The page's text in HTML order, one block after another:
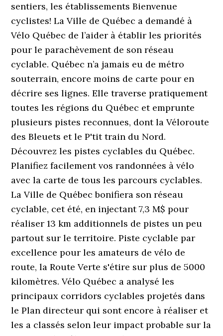
sentiers, les établissements Bienvenue
cyclistes! La Ville de Québec a demandé à
Vélo Québec de l’aider à établir les priorités
pour le parachèvement de son réseau
cyclable. Québec n’a jamais eu de métro
souterrain, encore moins de carte pour en
décrire ses lignes. Elle traverse pratiquement
toutes les régions du Québec et emprunte
plusieurs pistes reconnues, dont la Véloroute
des Bleuets et le P'tit train du Nord.
Découvrez les pistes cyclables du Québec.
Planifiez facilement vos randonnées à vélo
avec la carte de tous les parcours cyclables.
La Ville de Québec bonifiera son réseau
cyclable, cet été, en injectant 7,3 M$ pour
réaliser 13 km additionnels de pistes un peu
partout sur le territoire. Piste cyclable par
excellence pour les amateurs de vélo de
route, la Route Verte s'étire sur plus de 5000
kilomètres. Vélo Québec a analysé les
principaux corridors cyclables projetés dans
le Plan directeur qui sont encore à réaliser et
les a classés selon leur impact probable sur la